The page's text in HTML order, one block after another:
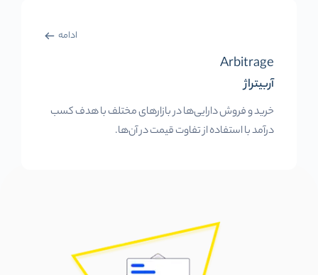
ادامه
Arbitrage
آربیتراژ
خرید و فروش دارایی‌ها در بازارهای مختلف با هدف کسب
درآمد با استفاده از تفاوت قیمت در آن‌ها.